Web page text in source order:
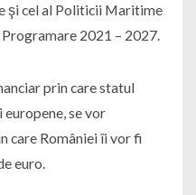
şi cel al Politicii Maritime
2021 – 2027.
prin care statul
se vor
care României îi vor fi
euro.